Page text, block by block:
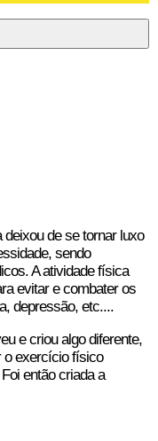
de se tornar luxo
sendo
A atividade física
evitar e combater os
depressão, etc....
e criou algo diferente,
o exercício físico
então criada a